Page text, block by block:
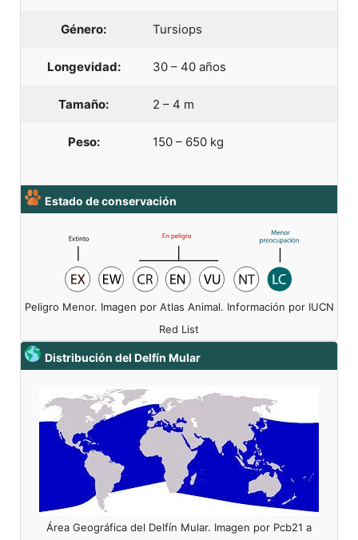
Género: Tursiops
Longevidad: 30 – 40 años
Tamaño: 2 – 4 m
Peso: 150 – 650 kg
Estado de conservación
Peligro Menor. Imagen por Atlas Animal. Información por IUCN
Red List
Distribución del Delfín Mular
Área Geográfica del Delfín Mular. Imagen por Pcb21 a